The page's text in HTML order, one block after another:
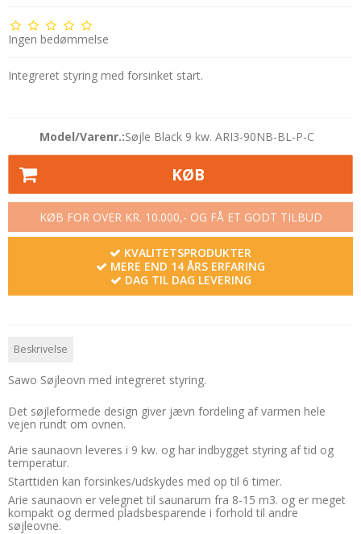
Ingen bedømmelse
Integreret styring med forsinket start.
Model/Varenr.:Søjle Black 9 kw. ARI3-90NB-BL-P-C
KØB
KØB FOR OVER KR. 10.000,- OG FÅ ET GODT TILBUD
KVALITETSPRODUKTER
MERE END 14 ÅRS ERFARING
DAG TIL DAG LEVERING
Beskrivelse
Sawo Søjleovn med integreret styring.
Det søjleformede design giver jævn fordeling af varmen hele
vejen rundt om ovnen.
Arie saunaovn leveres i 9 kw. og har indbygget styring af tid og
temperatur.
Starttiden kan forsinkes/udskydes med op til 6 timer.
Arie saunaovn er velegnet til saunarum fra 8-15 m3. og er meget
kompakt og dermed pladsbesparende i forhold til andre
søjleovne.